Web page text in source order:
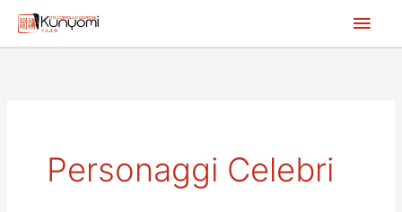
Personaggi Celebri